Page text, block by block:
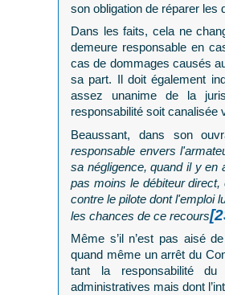
son obligation de réparer les
Dans les faits, cela ne
demeure responsable en
cas de dommages causés
sa part. Il doit également
assez unanime de la
responsabilité soit canalisée
Beaussant, dans son
responsable envers
sa négligence, quand il y en
pas moins le débiteur
contre le pilote dont l'emploi
les chances de ce recours
Même s’il n’est pas aisé
quand même un arrêt du
tant la responsabilité
administratives mais dont